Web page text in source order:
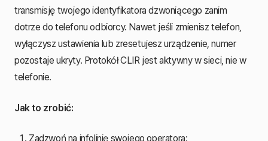
transmisję twojego identyfikatora dzwoniącego zanim
dotrze do telefonu odbiorcy. Nawet jeśli zmienisz telefon,
wyłączysz ustawienia lub zresetujesz urządzenie, numer
pozostaje ukryty. Protokół CLIR jest aktywny w sieci, nie w
telefonie.
Jak to zrobić:
Zadzwoń na infolinię swojego operatora: